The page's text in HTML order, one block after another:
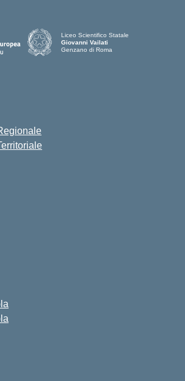
Liceo Scientifico Statale
Giovanni Vailati
Genzano di Roma